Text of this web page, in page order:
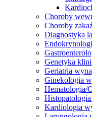
Choroby
Choroby
Diagnostyka
Genetyka
Geriatria
Ginekologia
Hematologia/
Kardiologia